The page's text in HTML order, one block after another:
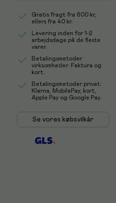
Gratis fragt fra 600 kr,
ellers fra 40 kr.
Levering inden for 1-2
arbejdsdage på de fleste
varer.
Betalingsmetoder
virksomheder: Faktura og
kort.
Betalingsmetoder privat:
Klarna, MobilePay, kort,
Apple Pay og Google Pay.
Se vores købsvilkår